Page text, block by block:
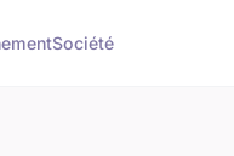
Société